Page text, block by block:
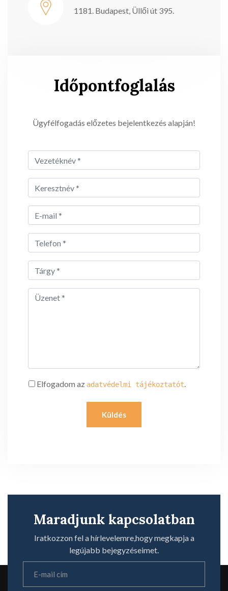
1181. Budapest, Üllői út 395.
Időpontfoglalás
Ügyfélfogadás előzetes bejelentkezés alapján!
Elfogadom az adatvédelmi tájékoztatót.
Maradjunk kapcsolatban
Iratkozzon fel a hírlevelemre,hogy megkapja a
legújabb bejegyzéseimet.